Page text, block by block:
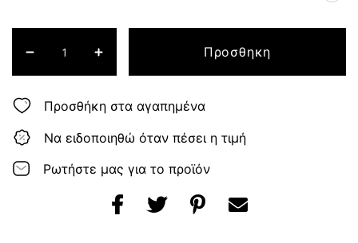
Προσθηκη
Προσθήκη στα αγαπημένα
Να ειδοποιηθώ όταν πέσει η τιμή
Ρωτήστε μας για το προϊόν